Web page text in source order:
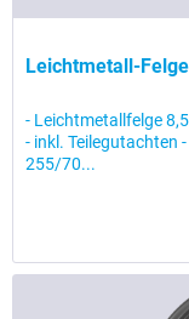
Leichtmetall-
- Leichtmetallfelge
- inkl. Teilegutachten
255/70...